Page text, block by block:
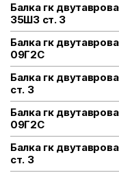
Балка гк
35Ш3 ст. 3
Балка гк
09Г2С
Балка гк
ст. 3
Балка гк
09Г2С
Балка гк
ст. 3